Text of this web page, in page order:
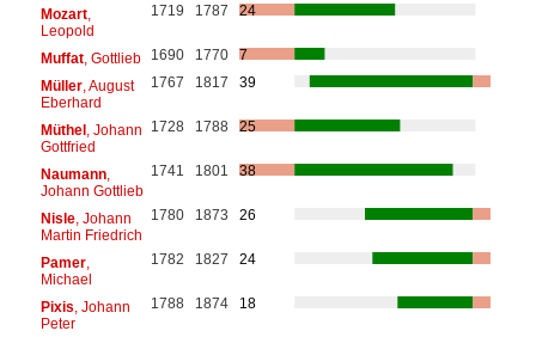
Mozart,
Leopold
1719 1787 24
Muffat, Gottlieb 1690 1770
7
Müller, August
Eberhard
1767 1817 39
Müthel, Johann
Gottfried
1728 1788 25
Naumann,
Johann Gottlieb
1741 1801 38
Nisle, Johann
Martin Friedrich
1780 1873 26
Pamer,
Michael
1782 1827 24
Pixis , Johann
Peter
1788 1874 18